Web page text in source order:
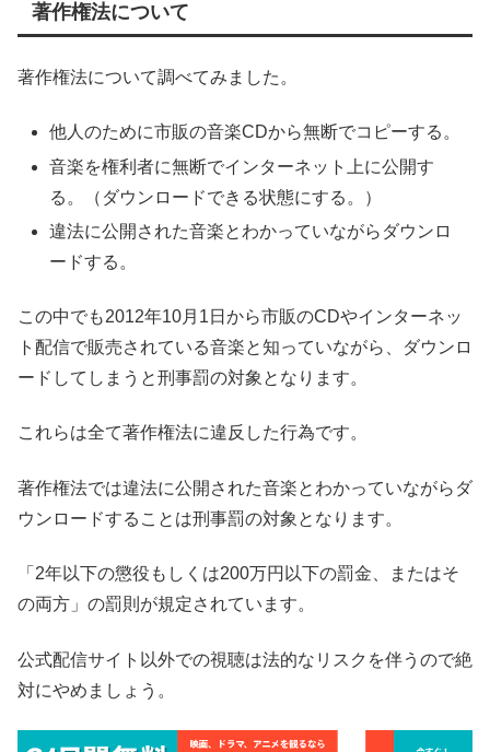
著作権法について
著作権法について調べてみました。
他人のために市販の音楽CDから無断でコピーする。
音楽を権利者に無断でインターネット上に公開す
る。（ダウンロードできる状態にする。）
違法に公開された音楽とわかっていながらダウンロ
ードする。
この中でも2012年10月1日から市販のCDやインターネッ
ト配信で販売されている音楽と知っていながら、ダウンロ
ードしてしまうと刑事罰の対象となります。
これらは全て著作権法に違反した行為です。
著作権法では違法に公開された音楽とわかっていながらダ
ウンロードすることは刑事罰の対象となります。
「2年以下の懲役もしくは200万円以下の罰金、またはそ
の両方」の罰則が規定されています。
公式配信サイト以外での視聴は法的なリスクを伴うので絶
対にやめましょう。